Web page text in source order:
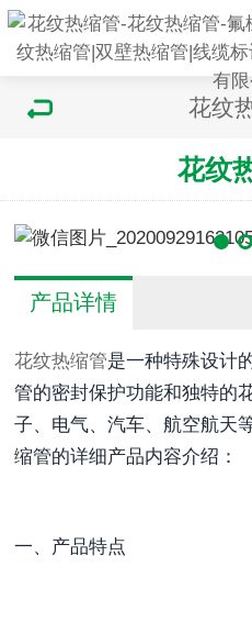
花纹
花纹
产品详情
花纹热缩管是一种特殊设计
管的密封保护功能和独特的
子、电气、汽车、航空航天
缩管的详细产品内容介绍：
一、产品特点